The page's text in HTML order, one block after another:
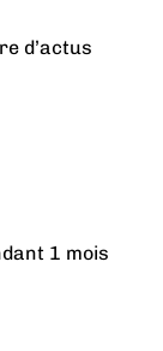
d’actus
1 mois